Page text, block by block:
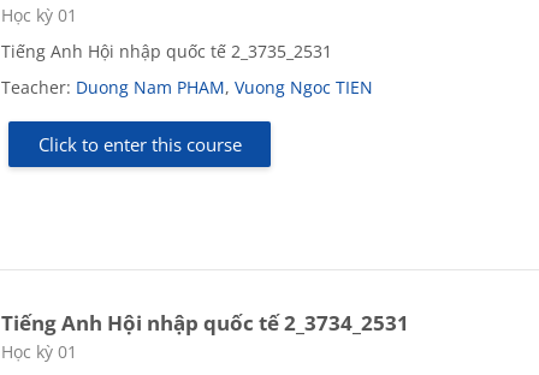
Course category
Học kỳ 01
Tiếng Anh Hội nhập quốc tế 2_3735_2531
Teacher: Duong Nam PHAM,Vuong Ngoc TIEN
Click to enter this course
Tiếng Anh Hội nhập quốc tế 2_3734_2531
Course category
Học kỳ 01